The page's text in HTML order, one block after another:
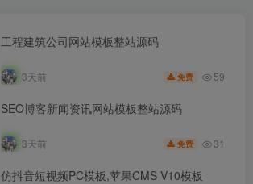
工程建筑公司网站模板整站源码
3天前 免费 59
SEO博客新闻资讯网站模板整站源码
3天前 免费 31
仿抖音短视频PC模板,苹果CMS V10模板